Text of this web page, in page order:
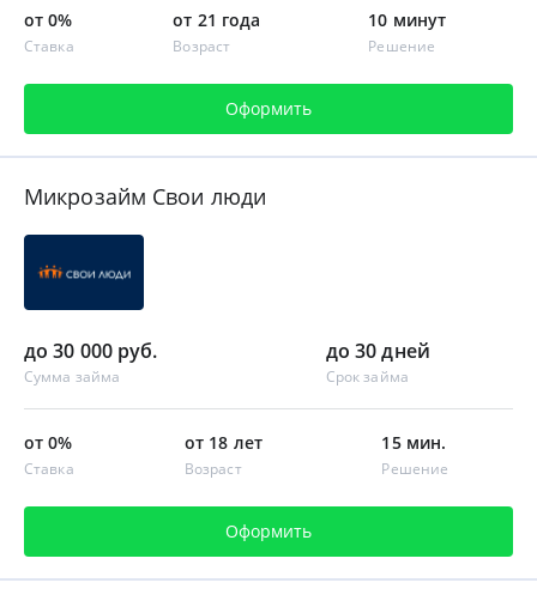
от 0%
Ставка
от 21 года
Возраст
10 минут
Решение
Оформить
Микрозайм Свои люди
до 30 000 руб.
Сумма займа
до 30 дней
Срок займа
от 0%
Ставка
от 18 лет
Возраст
15 мин.
Решение
Оформить